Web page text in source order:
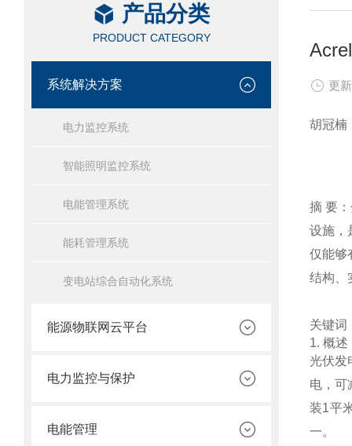
产品分类
PRODUCT CATEGORY
系统解决方案
电力监控系统
智能照明监控系统
电能管理系统
能耗管理系统
变电站综合自动化系统
能源物联网云平台
电力监控与保护
电能管理
/
更
胡冠楠
摘 要
设施，
仅能够
结构、
关键词
1. 概述
光伏发
电，可
装1平
一。